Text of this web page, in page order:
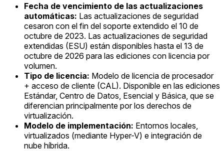
Fecha de vencimiento de las actualizaciones
automáticas: Las actualizaciones de seguridad
cesaron con el fin del soporte extendido el 10 de
octubre de 2023. Las actualizaciones de seguridad
extendidas (ESU) están disponibles hasta el 13 de
octubre de 2026 para las ediciones con licencia por
volumen.
Tipo de licencia: Modelo de licencia de procesador
+ acceso de cliente (CAL). Disponible en las ediciones
Estándar, Centro de Datos, Esencial y Básica, que se
diferencian principalmente por los derechos de
virtualización.
Modelo de implementación: Entornos locales,
virtualizados (mediante Hyper-V) e integración de
nube híbrida.